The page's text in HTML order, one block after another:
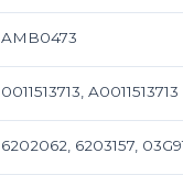
AMB0473
0011513713, A0011513713
6202062, 6203157,